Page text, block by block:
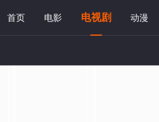
首页 电影 电视剧 动漫